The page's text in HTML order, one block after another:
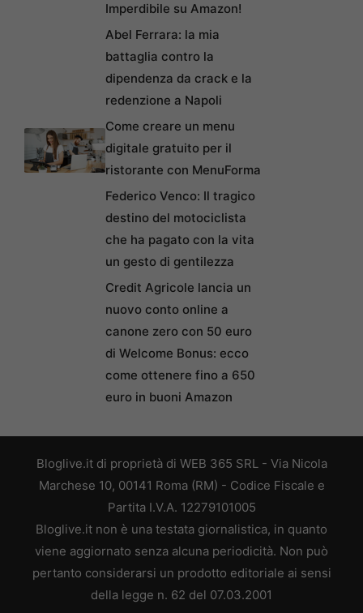
Imperdibile su Amazon!
Abel Ferrara: la mia
battaglia contro la
dipendenza da crack e la
redenzione a Napoli
Come creare un menu
digitale gratuito per il
ristorante con MenuForma
Federico Venco: Il tragico
destino del motociclista
che ha pagato con la vita
un gesto di gentilezza
Credit Agricole lancia un
nuovo conto online a
canone zero con 50 euro
di Welcome Bonus: ecco
come ottenere fino a 650
euro in buoni Amazon
Bloglive.it di proprietà di WEB 365 SRL - Via Nicola
Marchese 10, 00141 Roma (RM) - Codice Fiscale e
Partita I.V.A. 12279101005
Bloglive.it non è una testata giornalistica, in quanto
viene aggiornato senza alcuna periodicità. Non può
pertanto considerarsi un prodotto editoriale ai sensi
della legge n. 62 del 07.03.2001